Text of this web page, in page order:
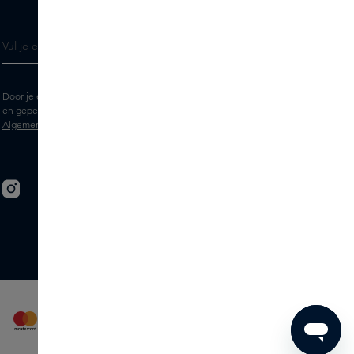
Door je e-mailadres in te vullen geef je toestemming om de Skins nieuwsbrief
en gepersonaliseerde marketingberichten via e-mail te ontvangen. Bekijk de
Algemene voorwaarden